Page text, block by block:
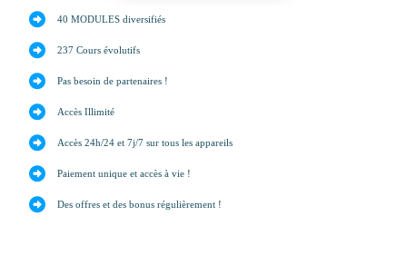
40 MODULES diversifiés
237 Cours évolutifs
Pas besoin de partenaires !
Accès Illimité
Accès 24h/24 et 7j/7 sur tous les appareils
Paiement unique et accès à vie !
Des offres et des bonus régulièrement !